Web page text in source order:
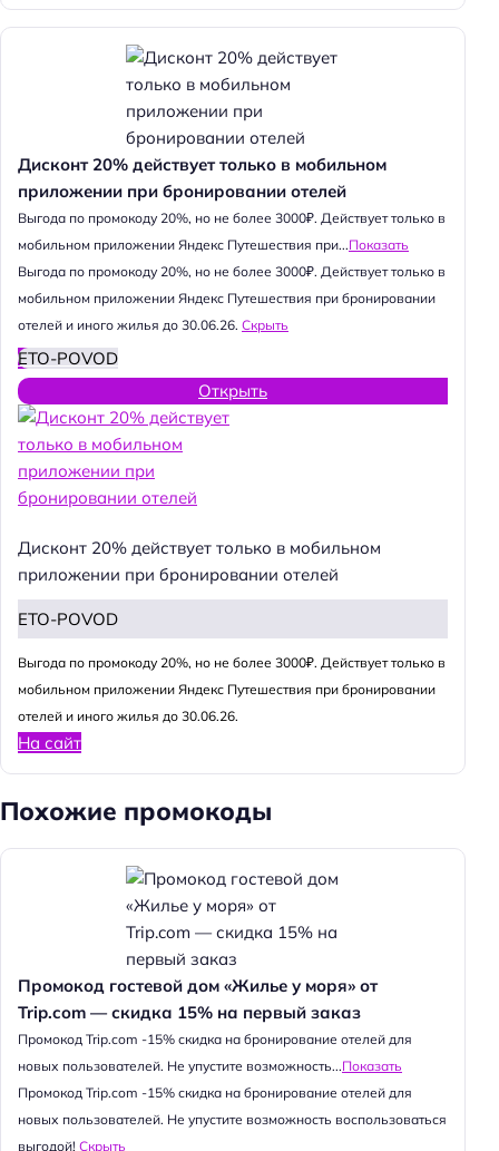
Дисконт 20% действует только в мобильном
приложении при бронировании отелей
Выгода по промокоду 20%, но не более 3000₽. Действует только в
мобильном приложении Яндекс Путешествия при...Показать
Выгода по промокоду 20%, но не более 3000₽. Действует только в
мобильном приложении Яндекс Путешествия при бронировании
отелей и иного жилья до 30.06.26. Скрыть
ETO-POVOD
Открыть
Дисконт 20% действует только в мобильном
приложении при бронировании отелей
ETO-POVOD
Выгода по промокоду 20%, но не более 3000₽. Действует только в
мобильном приложении Яндекс Путешествия при бронировании
отелей и иного жилья до 30.06.26.
На сайт
Похожие промокоды
Промокод гостевой дом «Жилье у моря» от
Trip.com — скидка 15% на первый заказ
Промокод Trip.com -15% скидка на бронирование отелей для
новых пользователей. Не упустите возможность...Показать
Промокод Trip.com -15% скидка на бронирование отелей для
новых пользователей. Не упустите возможность воспользоваться
выгодой! Скрыть